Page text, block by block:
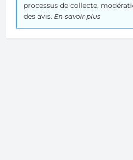
processus de collecte,
des avis. En savoir plus